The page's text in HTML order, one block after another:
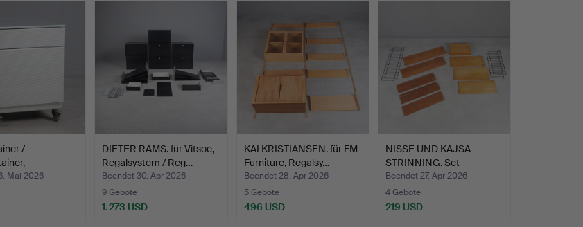
/
Mai 2026
DIETER RAMS. für Vitsoe,
Regalsystem / Reg…
Beendet 30. Apr 2026
9 Gebote
1.273 USD
KAI KRISTIANSEN. für FM
Furniture, Regalsy…
Beendet 28. Apr 2026
5 Gebote
496 USD
NISSE UND KAJSA
STRINNING. Set
Wandregale …
Beendet 27. Apr 2026
4 Gebote
219 USD